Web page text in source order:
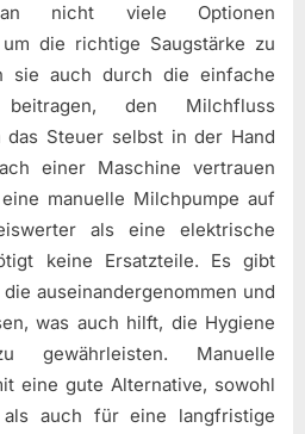
nicht viele Optionen
die richtige Saugstärke zu
sie auch durch die einfache
beitragen, den Milchfluss
das Steuer selbst in der Hand
einer Maschine vertrauen
manuelle Milchpumpe auf
als eine elektrische
keine Ersatzteile. Es gibt
auseinandergenommen und
was auch hilft, die Hygiene
gewährleisten. Manuelle
eine gute Alternative, sowohl
auch für eine langfristige